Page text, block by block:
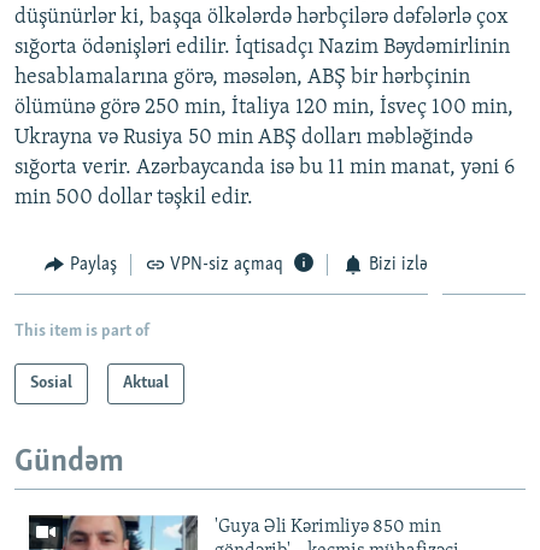
düşünürlər ki, başqa ölkələrdə hərbçilərə dəfələrlə çox
sığorta ödənişləri edilir. İqtisadçı Nazim Bəydəmirlinin
hesablamalarına görə, məsələn, ABŞ bir hərbçinin
ölümünə görə 250 min, İtaliya 120 min, İsveç 100 min,
Ukrayna və Rusiya 50 min ABŞ dolları məbləğində
sığorta verir. Azərbaycanda isə bu 11 min manat, yəni 6
min 500 dollar təşkil edir.
Paylaş VPN-siz açmaq Bizi izlə
This item is part of
Sosial Aktual
Gündəm
'Guya Əli Kərimliyə 850 min